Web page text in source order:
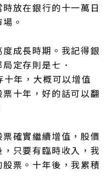
放在銀行的十一萬日
。
成長時期。我記得銀
定存則是七．
年，大概可以增值
十年，好的話可以翻
確實繼續增值，股價
只要有臨時收入，我
票。十年後，我累積